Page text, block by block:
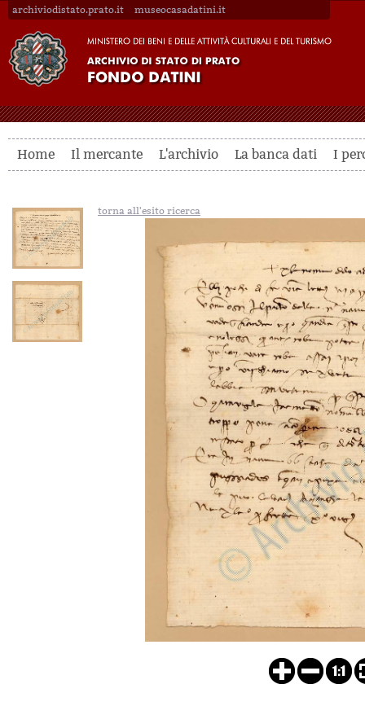
archiviodistato.prato.it museocasadatini.it
Home Il mercante L'archivio La banca dati I
torna all'esito ricerca